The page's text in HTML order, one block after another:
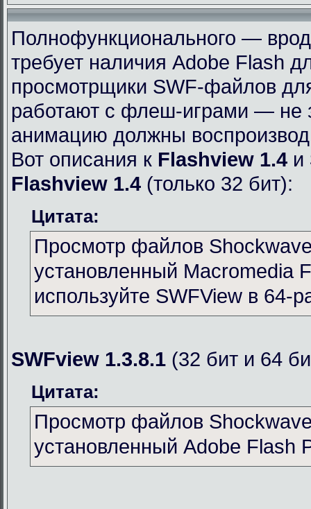
Полнофункционального —
требует наличия Adobe Flash
просмотрщики SWF-файлов
работают с флеш-играми —
анимацию должны
Вот описания к Flashview 1.4 и
Flashview 1.4 (только 32 бит):
Цитата:
Просмотр файлов
установленный Macromedia
используйте SWFView в 64-
SWFview 1.3.8.1 (32 бит и 64
Цитата:
Просмотр файлов
установленный Adobe Flash